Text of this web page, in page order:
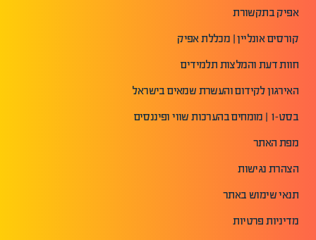
אפיק בתקשורת
קורסים אונליין | מכללת אפיק
חוות דעת והמלצות תלמידים
האירגון לקידום והעשרת שמאים בישראל
בסט-1 | מומחים בהערכות שווי ופיננסים
מפת האתר
הצהרת נגישות
תנאי שימוש באתר
מדיניות פרטיות